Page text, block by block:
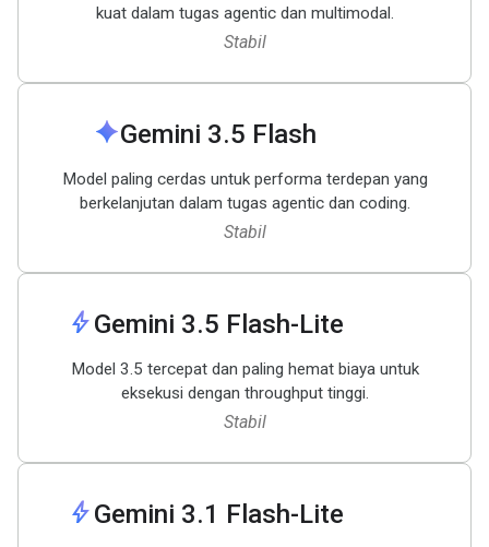
kuat dalam tugas agentic dan multimodal.
Stabil
sparkGemini 3.5 Flash
Model paling cerdas untuk performa terdepan yang
berkelanjutan dalam tugas agentic dan coding.
Stabil
boltGemini 3.5 Flash-Lite
Model 3.5 tercepat dan paling hemat biaya untuk
eksekusi dengan throughput tinggi.
Stabil
boltGemini 3.1 Flash-Lite